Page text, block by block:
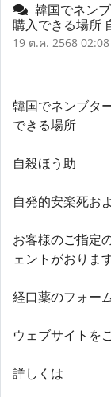
韓国でネン
購入できる場所
19 ต.ค. 2568 02:08
韓国でネンブタ
できる場所
自殺ほう助
自発的安楽死お
お客様のご指定
ェントがおります
経口薬のフォー
ウェブサイトを
詳しくは